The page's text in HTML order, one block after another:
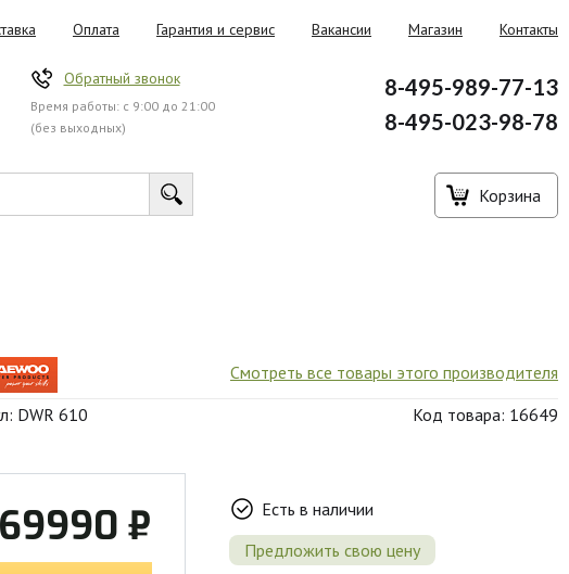
Оплата Гарантия и сервис Вакансии Магазин Контакты
Обратный звонок
Время работы: с 9:00 до 21:00
(без выходных)
8-495-989-77-13
8-495-023-98-78
Корзина
Смотреть все товары этого производителя
DWR 610
Код товара: 16649
₽
Есть в наличии
Предложить свою цену